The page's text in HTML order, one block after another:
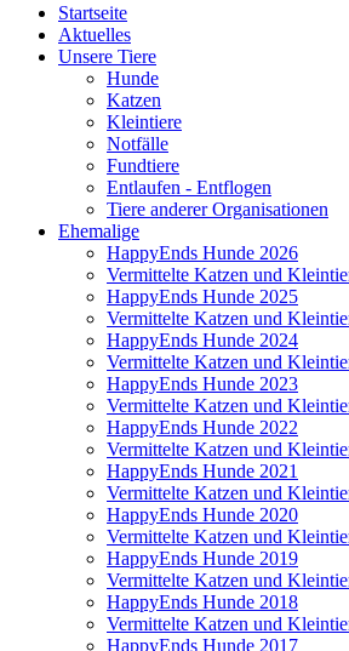
Startseite
Aktuelles
Unsere Tiere
Hunde
Katzen
Kleintiere
Notfälle
Fundtiere
Entlaufen - Entflogen
Tiere anderer Organisationen
Ehemalige
HappyEnds Hunde 2026
Vermittelte Katzen und
HappyEnds Hunde 2025
Vermittelte Katzen und
HappyEnds Hunde 2024
Vermittelte Katzen und
HappyEnds Hunde 2023
Vermittelte Katzen und
HappyEnds Hunde 2022
Vermittelte Katzen und
HappyEnds Hunde 2021
Vermittelte Katzen und
HappyEnds Hunde 2020
Vermittelte Katzen und
HappyEnds Hunde 2019
Vermittelte Katzen und
HappyEnds Hunde 2018
Vermittelte Katzen und
HappyEnds Hunde 2017